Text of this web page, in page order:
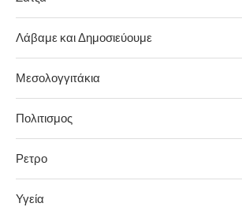
Λάβαμε και Δημοσιεύουμε
Μεσολογγιτάκια
Πολιτισμος
Ρετρο
Υγεία